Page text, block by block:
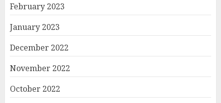
February 2023
January 2023
December 2022
November 2022
October 2022